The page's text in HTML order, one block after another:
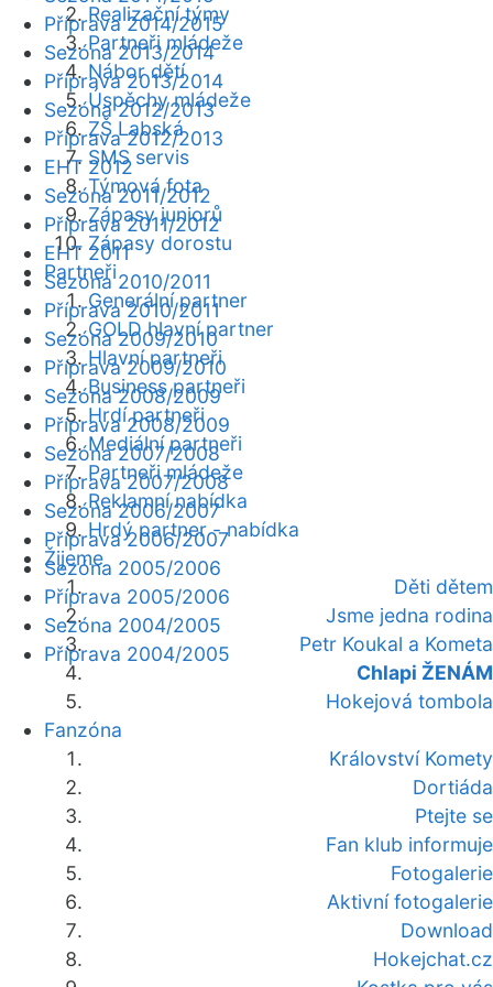
Realizační týmy
Partneři mládeže
Nábor dětí
Úspěchy mládeže
ZŠ Labská
SMS servis
Týmová fota
Zápasy juniorů
Zápasy dorostu
Partneři
Generální partner
GOLD hlavní partner
Hlavní partneři
Business partneři
Hrdí partneři
Mediální partneři
Partneři mládeže
Reklamní nabídka
Hrdý partner - nabídka
Žijeme
Děti dětem
Jsme jedna rodina
Petr Koukal a Kometa
Chlapi ŽENÁM
Hokejová tombola
Fanzóna
Království Komety
Dortiáda
Ptejte se
Fan klub informuje
Fotogalerie
Aktivní fotogalerie
Download
Hokejchat.cz
Příprava 2014/2015
Sezóna 2013/2014
Příprava 2013/2014
Sezóna 2012/2013
Příprava 2012/2013
EHT 2012
Sezóna 2011/2012
Příprava 2011/2012
EHT 2011
Sezóna 2010/2011
Příprava 2010/2011
Sezóna 2009/2010
Příprava 2009/2010
Sezóna 2008/2009
Příprava 2008/2009
Sezóna 2007/2008
Příprava 2007/2008
Sezóna 2006/2007
Příprava 2006/2007
Sezóna 2005/2006
Příprava 2005/2006
Sezóna 2004/2005
Příprava 2004/2005